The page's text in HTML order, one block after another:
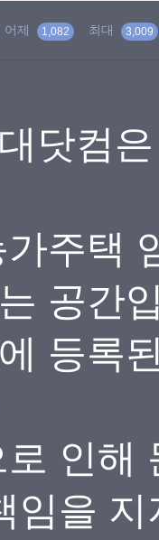
어제 1,082 최대 3,009
닷컴
주택
공간
등록
인해
임을